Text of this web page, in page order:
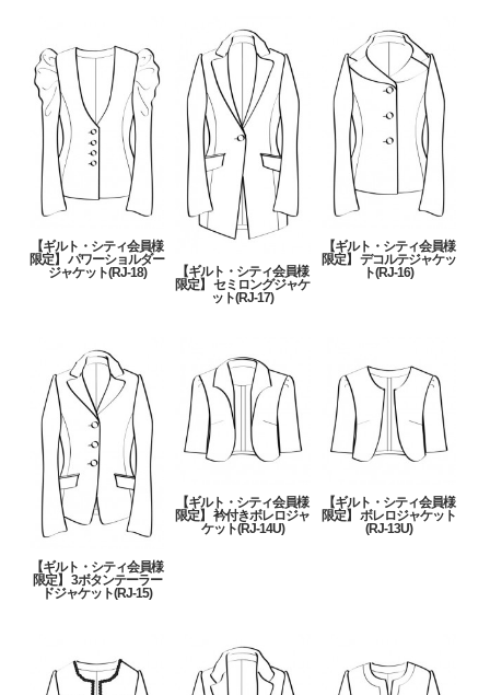
【ギルト・シティ会員様
限定】 パワーショルダー
ジャケット(RJ-18)
【ギルト・シティ会員様
限定】 セミロングジャケ
ット(RJ-17)
【ギルト・シティ会員様
限定】 デコルテジャケッ
ト(RJ-16)
【ギルト・シティ会員様
限定】 3ボタンテーラー
ドジャケット(RJ-15)
【ギルト・シティ会員様
限定】 衿付きボレロジャ
ケット(RJ-14U)
【ギルト・シティ会員様
限定】 ボレロジャケット
(RJ-13U)